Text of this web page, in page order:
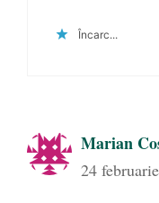
Încarc...
Marian
24